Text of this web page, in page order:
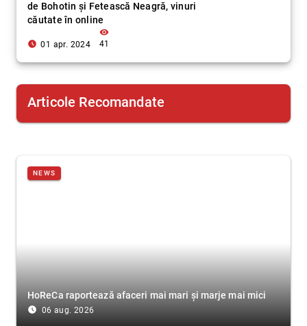
de Bohotin și Fetească Neagră, vinuri
căutate în online
access_time_filled 01 apr. 2024
visibility
41
Articole Recomandate
NEWS
HoReCa raportează afaceri mai mari și marje mai mici
access_time_filled 06 aug. 2026